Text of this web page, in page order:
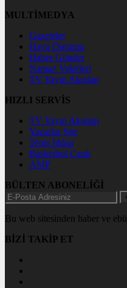
MULTİMEDYA
Gazeteler
Hava Durumu
Haber Gönder
Namaz Vakitleri
TV Yayın Akışları
HIZLI SERVİS
TV Yayın Akışları
Yazarlar Site
Tenis İddaa
Basketbol Canlı
AMP
BÜLTEN ABONELİĞİ
Bu web sitesinden haber ve
BİZİ TAKİP ET